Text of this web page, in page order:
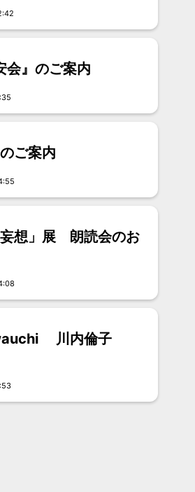
会』のご案内
ご案内
妄想」展 朗読会のお
川内倫子